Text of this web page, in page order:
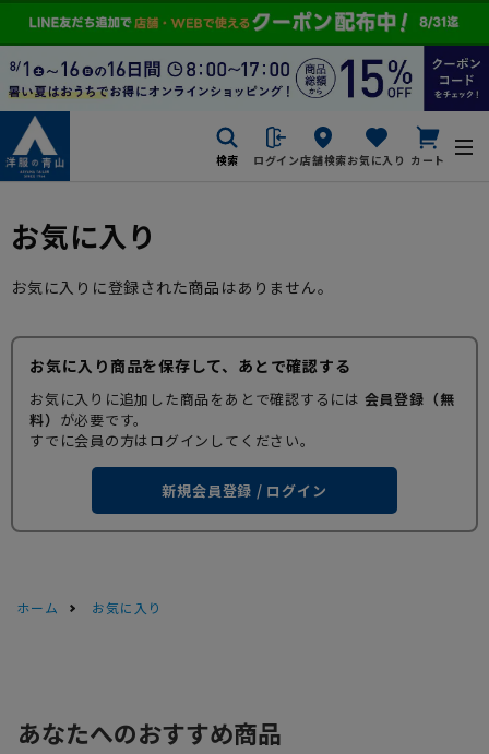
検索 ログイン店舗検索お気に入り カート
お気に入り
お気に入りに登録された商品はありません。
お気に入り商品を保存して、あとで確認する
お気に入りに追加した商品をあとで確認するには 会員登録（無
料） が必要です。
すでに会員の方はログインしてください。
新規会員登録 / ログイン
ホーム お気に入り